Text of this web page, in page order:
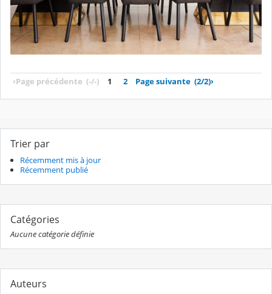
‹Page précédente (-/-) 1 2 Page suivante (2/2)›
Trier par
Récemment mis à jour
Récemment publié
Catégories
Aucune catégorie définie
Auteurs